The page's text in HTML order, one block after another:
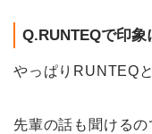
Q.RUNTEQで印象
やっぱりRUNTEQ
先輩の話も聞ける